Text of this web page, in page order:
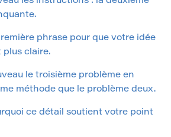
phrase pour que votre idée
plus claire.
le troisième problème en
méthode que le problème deux.
ce détail soutient votre point